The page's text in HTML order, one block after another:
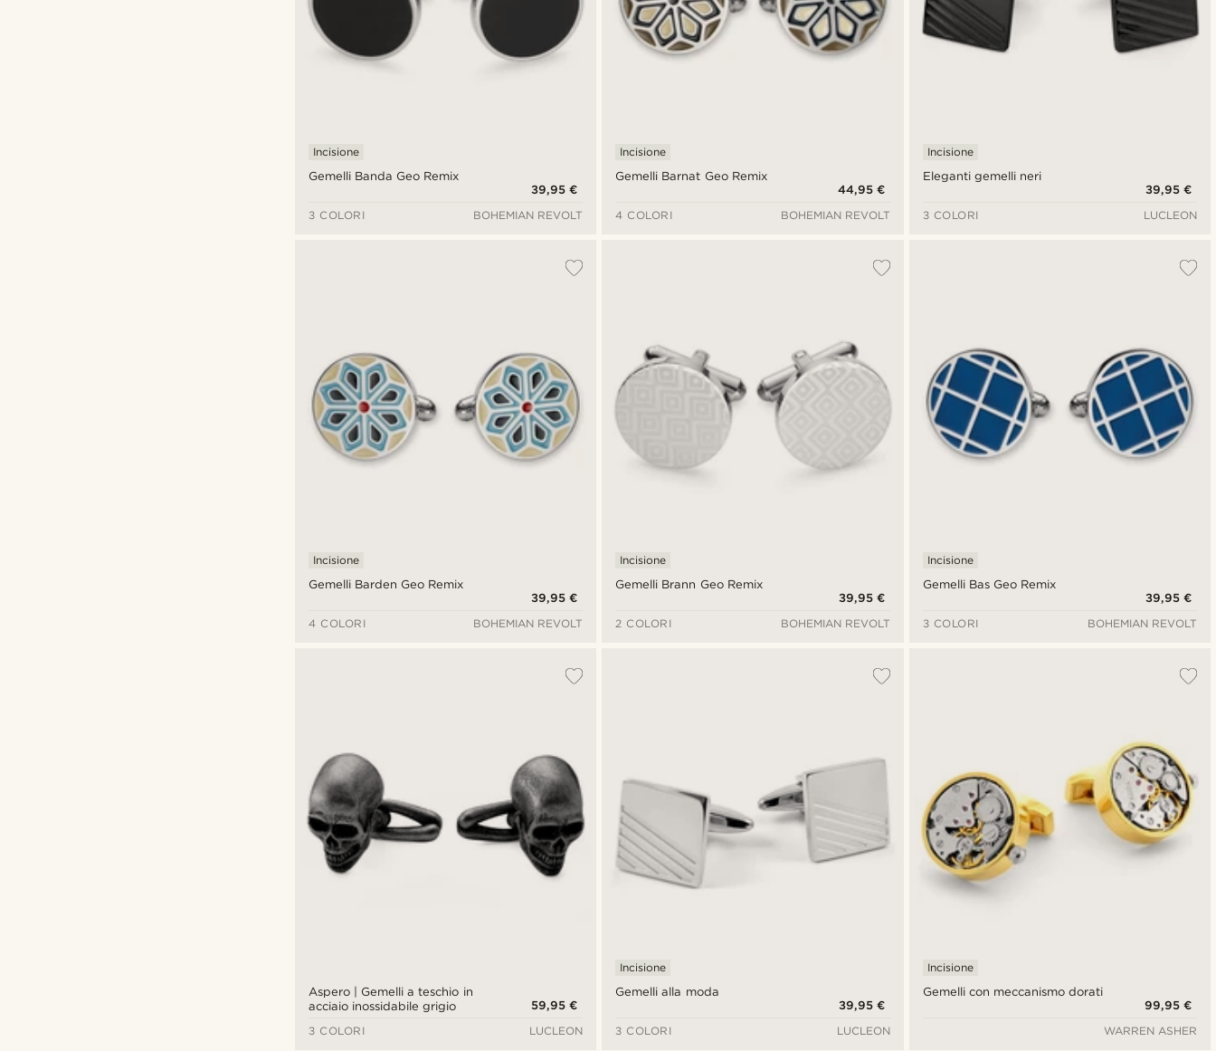
Gemelli Banda Geo Remix
Incisione
39,95 €
3 COLORI
BOHEMIAN REVOLT
Gemelli Barnat Geo Remix
Incisione
44,95 €
4 COLORI
BOHEMIAN REVOLT
Eleganti gemelli neri
Incisione
39,95 €
3 COLORI
LUCLEON
Gemelli Barden Geo Remix
Incisione
39,95 €
4 COLORI
BOHEMIAN REVOLT
Gemelli Brann Geo Remix
Incisione
39,95 €
2 COLORI
BOHEMIAN REVOLT
Gemelli Bas Geo Remix
Incisione
39,95 €
3 COLORI
BOHEMIAN REVOLT
Aspero | Gemelli a teschio in
acciaio inossidabile grigio
59,95 €
3 COLORI
LUCLEON
Gemelli alla moda
Incisione
39,95 €
3 COLORI
LUCLEON
Gemelli con meccanismo dorati
Incisione
99,95 €
WARREN ASHER